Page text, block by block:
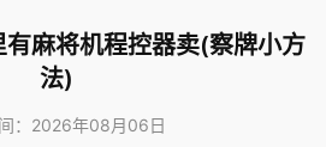
有麻将机程控器卖(察牌小方
法)
：2026年08月06日